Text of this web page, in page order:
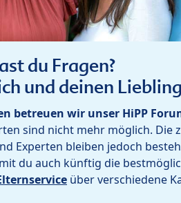
du Fragen?
und deinen
betreuen wir unser HiPP
sind nicht mehr möglich. Die
Experten bleiben jedoch
du auch künftig die
über verschiedene